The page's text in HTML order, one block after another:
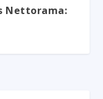
Nettorama: